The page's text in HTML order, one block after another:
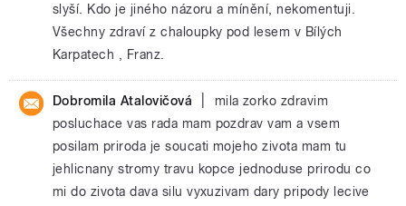
slyší. Kdo je jiného názoru a mínění, nekomentuji.
Všechny zdraví z chaloupky pod lesem v Bílých
Karpatech , Franz.
Dobromila Atalovičová
mila zorko zdravim
posluchace vas rada mam pozdrav vam a vsem
posilam priroda je soucati mojeho zivota mam tu
jehlicnany stromy travu kopce jednoduse prirodu co
mi do zivota dava silu vyxuzivam dary pripody lecive